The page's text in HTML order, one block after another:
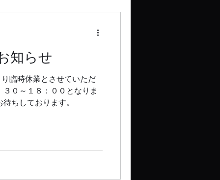
知らせ
臨時休業とさせていただ
０～１８：００となりま
ちしております。